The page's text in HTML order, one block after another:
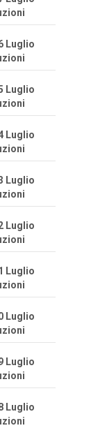
Luglio
Luglio
Luglio
Luglio
Luglio
Luglio
Luglio
Luglio
Luglio